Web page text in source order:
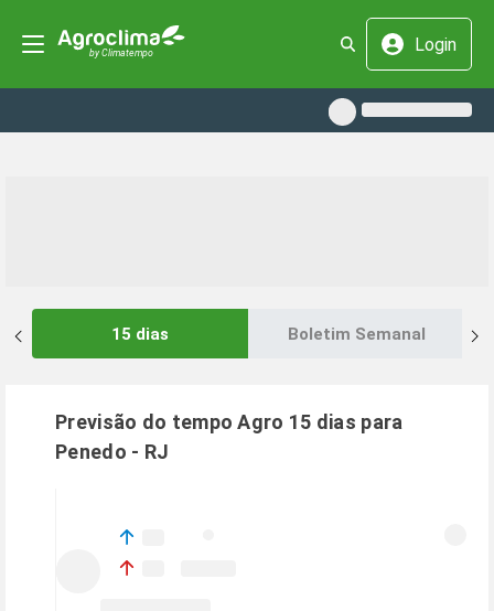
Login
15 dias Boletim Semanal
Previsão do tempo Agro 15 dias para
Penedo - RJ